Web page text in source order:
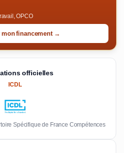
OPCO
mon financement →
officielles
ICDL
Spécifique de France Compétences